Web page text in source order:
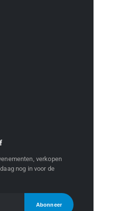
verkopen
nog in voor de